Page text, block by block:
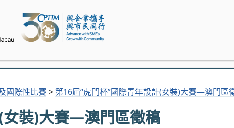
國際性比賽> 第16屆“虎門杯”國際青年設計(女裝)大賽—澳門區
女裝)大賽—澳門區徵稿